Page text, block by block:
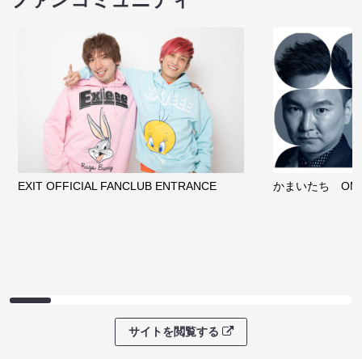
EXIT OFFICIAL FANCLUB ENTRANCE かまいたち
サイトを閲覧する